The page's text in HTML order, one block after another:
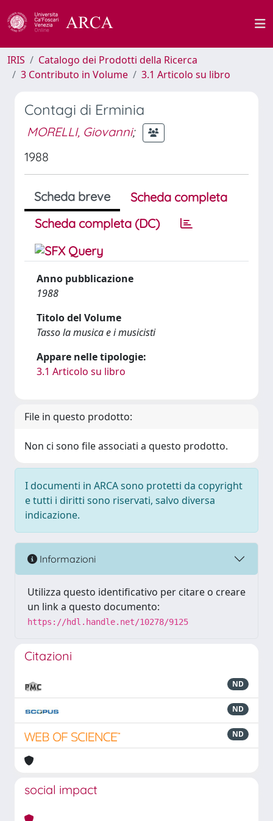
IRIS
Catalogo dei Prodotti della Ricerca
3 Contributo in Volume
3.1 Articolo su libro
Contagi di Erminia
MORELLI, Giovanni;
1988
Scheda breve
Scheda completa
Scheda completa (DC)
Anno pubblicazione
1988
Titolo del Volume
Tasso la musica e i musicisti
Appare nelle tipologie:
3.1 Articolo su libro
File in questo prodotto:
Non ci sono file associati a questo prodotto.
I documenti in ARCA sono protetti da copyright
e tutti i diritti sono riservati, salvo diversa
indicazione.
Informazioni
Utilizza questo identificativo per citare o creare
un link a questo documento:
https://hdl.handle.net/10278/9125
Citazioni
ND
ND
ND
social impact